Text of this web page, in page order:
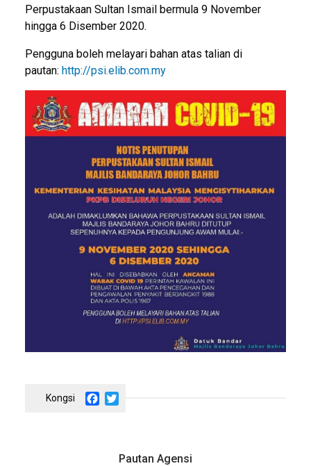
Perpustakaan Sultan Ismail bermula 9 November
hingga 6 Disember 2020.
Pengguna boleh melayari bahan atas talian di
pautan: http://psi.elib.com.my
Facebook
Pautan Agensi